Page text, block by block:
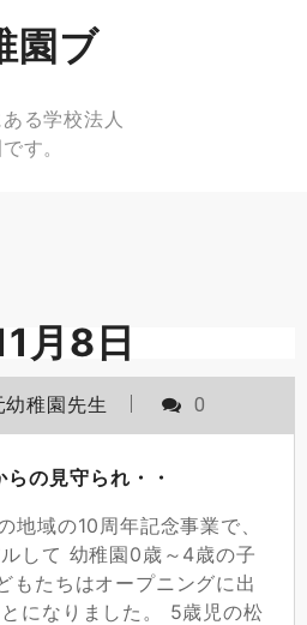
園ブ
る学校法人
す。
月8日
幼稚園先生 0
の見守られ・・
地域の10周年記念事業で、
して 幼稚園0歳～4歳の子
もたちはオープニングに出
になりました。 5歳児の松